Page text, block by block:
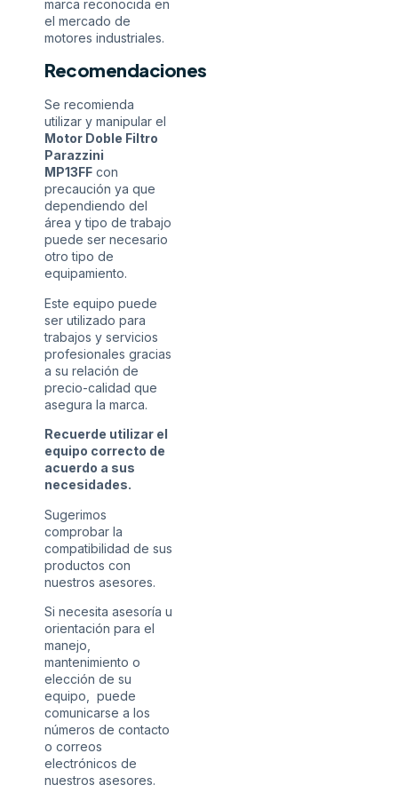
marca reconocida en
el mercado de
motores industriales.
Recomendaciones
Se recomienda
utilizar y manipular el
Motor Doble Filtro
Parazzini
MP13FF con
precaución ya que
dependiendo del
área y tipo de trabajo
puede ser necesario
otro tipo de
equipamiento.
Este equipo puede
ser utilizado para
trabajos y servicios
profesionales gracias
a su relación de
precio-calidad que
asegura la marca.
Recuerde utilizar el
equipo correcto de
acuerdo a sus
necesidades.
Sugerimos
comprobar la
compatibilidad de sus
productos con
nuestros asesores.
Si necesita asesoría u
orientación para el
manejo,
mantenimiento o
elección de su
equipo, puede
comunicarse a los
números de contacto
o correos
electrónicos de
nuestros asesores.